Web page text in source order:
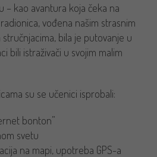
– kao avantura koja čeka na
vođena našim strasnim
bila je putovanje u
bili istraživači u svojim malim
su se učenici isprobali:
bonton”
svetu
na mapi, upotreba GPS-a